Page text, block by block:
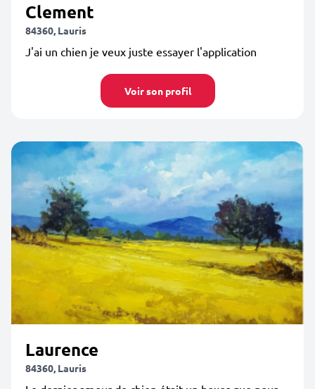
Clement
84360, Lauris
J'ai un chien je veux juste essayer l'application
Voir son profil
Laurence
84360, Lauris